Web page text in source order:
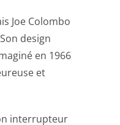
Joe Colombo
design
en 1966
et
interrupteur